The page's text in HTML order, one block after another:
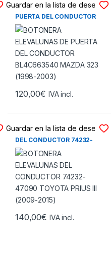
Guardar en la lista de deseos
BOTONERA ELEVALUNAS DE
PUERTA DEL CONDUCTOR
BL4C663540 MAZDA 323
(1998-2003)
120,00€ IVA incl.
Guardar en la lista de deseos
BOTONERA ELEVALUNAS
DEL CONDUCTOR 74232-
47090 TOYOTA PRIUS III
(2009-2015)
140,00€ IVA incl.